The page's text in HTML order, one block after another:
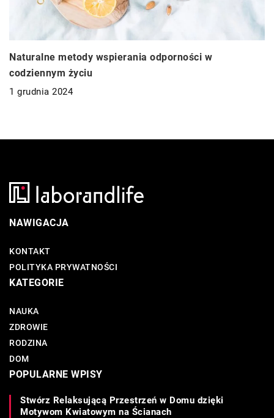
Naturalne metody wspierania odporności w
codziennym życiu
1 grudnia 2024
NAWIGACJA
KONTAKT
POLITYKA PRYWATNOŚCI
KATEGORIE
NAUKA
ZDROWIE
RODZINA
DOM
POPULARNE WPISY
Stwórz Relaksującą Przestrzeń w Domu dzięki
Motywom Kwiatowym na Ścianach